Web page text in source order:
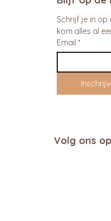
Schrijf je in op
kom alles al
Email *
Volg ons